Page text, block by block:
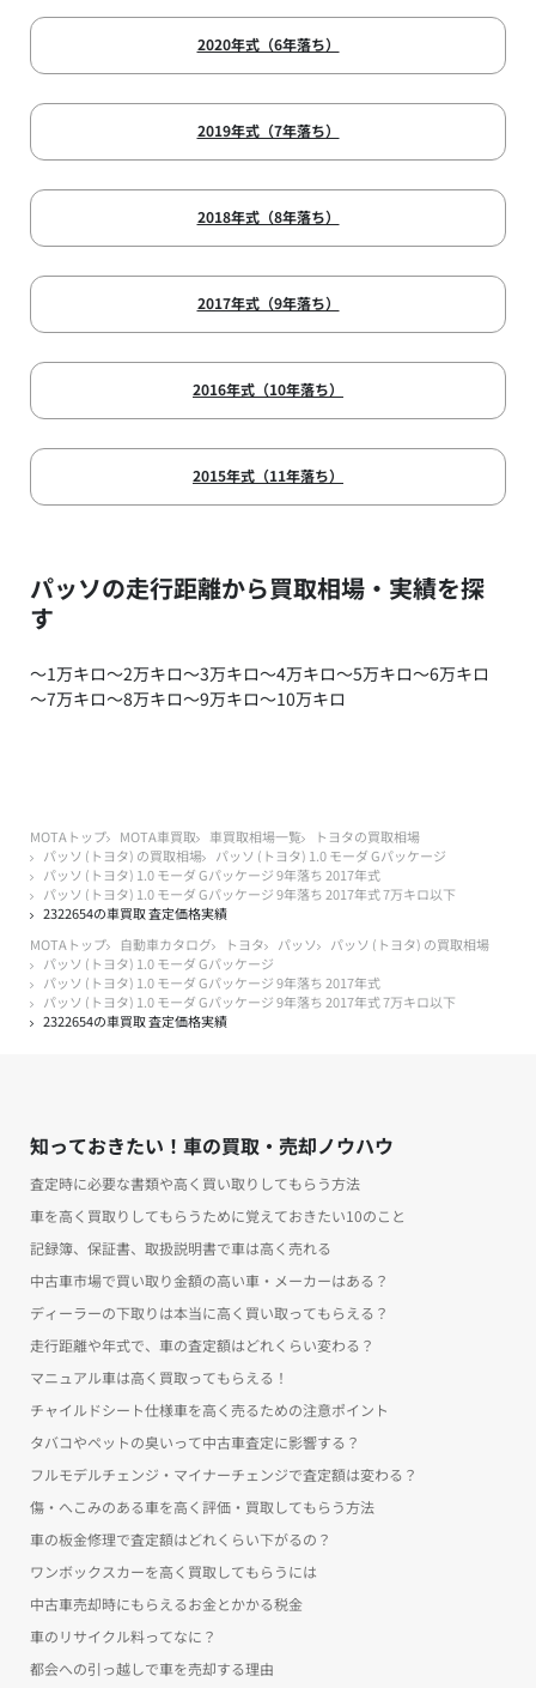
2020年式（6年落ち）
2019年式（7年落ち）
2018年式（8年落ち）
2017年式（9年落ち）
2016年式（10年落ち）
2015年式（11年落ち）
パッソの走行距離から買取相場・実績を探
す
～1万キロ～2万キロ～3万キロ～4万キロ～5万キロ～6万キロ
～7万キロ～8万キロ～9万キロ～10万キロ
MOTAトップ MOTA車買取 車買取相場一覧
トヨタの買取相場
パッソ (トヨタ) の買取相場
パッソ (トヨタ) 1.0 モーダ Gパッケージ
パッソ (トヨタ) 1.0 モーダ Gパッケージ 9年落ち 2017年式
パッソ (トヨタ) 1.0 モーダ Gパッケージ 9年落ち 2017年式 7万キロ以下
2322654の車買取 査定価格実績
MOTAトップ
自動車カタログ トヨタ パッソ
パッソ (トヨタ) の買取相場
パッソ (トヨタ) 1.0 モーダ Gパッケージ
パッソ (トヨタ) 1.0 モーダ Gパッケージ 9年落ち 2017年式
パッソ (トヨタ) 1.0 モーダ Gパッケージ 9年落ち 2017年式 7万キロ以下
2322654の車買取 査定価格実績
知っておきたい！車の買取・売却ノウハウ
査定時に必要な書類や高く買い取りしてもらう方法
車を高く買取りしてもらうために覚えておきたい10のこと
記録簿、保証書、取扱説明書で車は高く売れる
中古車市場で買い取り金額の高い車・メーカーはある？
ディーラーの下取りは本当に高く買い取ってもらえる？
走行距離や年式で、車の査定額はどれくらい変わる？
マニュアル車は高く買取ってもらえる！
チャイルドシート仕様車を高く売るための注意ポイント
タバコやペットの臭いって中古車査定に影響する？
フルモデルチェンジ・マイナーチェンジで査定額は変わる？
傷・へこみのある車を高く評価・買取してもらう方法
車の板金修理で査定額はどれくらい下がるの？
ワンボックスカーを高く買取してもらうには
中古車売却時にもらえるお金とかかる税金
車のリサイクル料ってなに？
都会への引っ越しで車を売却する理由